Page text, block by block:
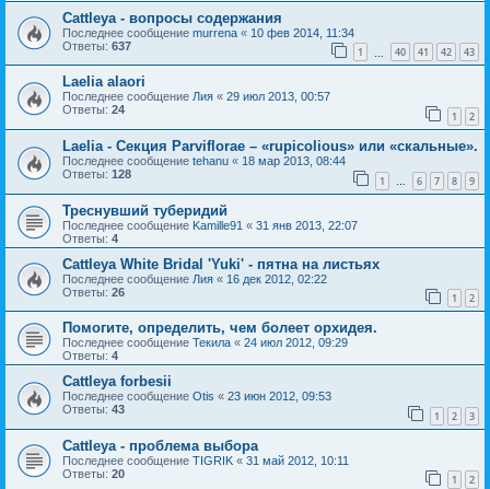
Cattleya - вопросы содержания
Последнее сообщение murrena « 10 фев 2014, 11:34
Ответы: 637 1 40 41 42 43
Laelia alaori
Последнее сообщение Лия « 29 июл 2013, 00:57
Ответы: 24 1 2
Laelia - Секция Parviflorae – «rupicolious» или «скальные».
Последнее сообщение tehanu « 18 мар 2013, 08:44
Ответы: 128 1 6 7 8 9
Треснувший туберидий
Последнее сообщение Kamille91 « 31 янв 2013, 22:07
Ответы: 4
Cattleya White Bridal 'Yuki' - пятна на листьях
Последнее сообщение Лия « 16 дек 2012, 02:22
Ответы: 26 1 2
Помогите, определить, чем болеет орхидея.
Последнее сообщение Текила « 24 июл 2012, 09:29
Ответы: 4
Cattleya forbesii
Последнее сообщение Otis « 23 июн 2012, 09:53
Ответы: 43 1 2 3
Cattleya - проблема выбора
Последнее сообщение TIGRIK « 31 май 2012, 10:11
Ответы: 20 1 2